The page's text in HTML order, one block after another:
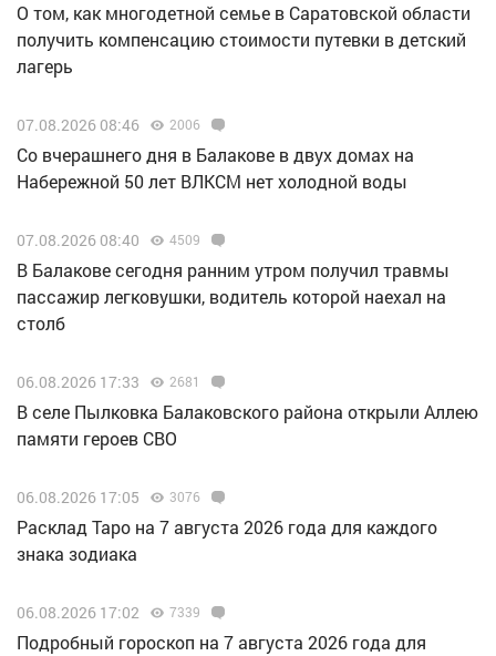
О том, как многодетной семье в Саратовской области
получить компенсацию стоимости путевки в детский
лагерь
07.08.2026 08:46 2006
Со вчерашнего дня в Балакове в двух домах на
Набережной 50 лет ВЛКСМ нет холодной воды
07.08.2026 08:40 4509
В Балакове сегодня ранним утром получил травмы
пассажир легковушки, водитель которой наехал на
столб
06.08.2026 17:33 2681
В селе Пылковка Балаковского района открыли Аллею
памяти героев СВО
06.08.2026 17:05 3076
Расклад Таро на 7 августа 2026 года для каждого
знака зодиака
06.08.2026 17:02 7339
Подробный гороскоп на 7 августа 2026 года для